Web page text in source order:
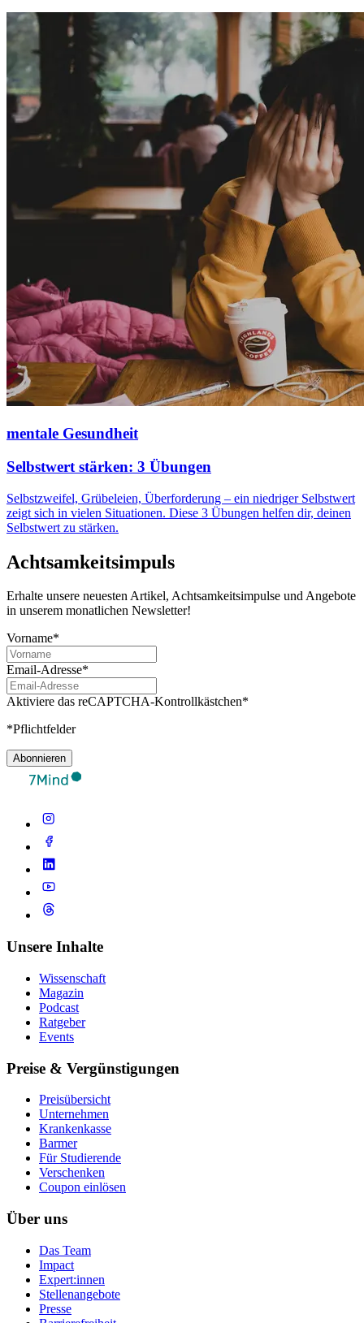
mentale Gesundheit
Selbstwert stärken: 3 Übungen
Selbstzweifel, Grübeleien, Überforderung – ein niedriger Selbstwert
zeigt sich in vielen Situationen. Diese 3 Übungen helfen dir, deinen
Selbstwert zu stärken.
Achtsamkeitsimpuls
Erhalte unsere neuesten Artikel, Achtsamkeitsimpulse und Angebote
in unserem monatlichen Newsletter!
Vorname*
Email-Adresse*
Aktiviere das reCAPTCHA-Kontrollkästchen*
*Pflichtfelder
Abonnieren
Unsere Inhalte
Wissenschaft
Magazin
Podcast
Ratgeber
Events
Preise & Vergünstigungen
Preisübersicht
Unternehmen
Krankenkasse
Barmer
Für Studierende
Ver­schen­ken
Coupon einlösen
Über uns
Das Team
Impact
Expert:innen
Stellenangebote
Presse